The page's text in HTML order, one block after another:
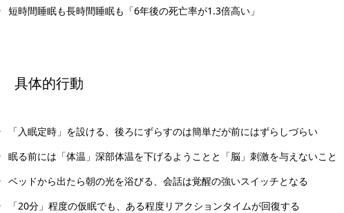
短時間睡眠も長時間睡眠も「6年後の死亡率が1.3倍高い」
具体的行動
「入眠定時」を設ける、後ろにずらすのは簡単だが前にはずらしづらい
眠る前には「体温」深部体温を下げるようことと「脳」刺激を与えないこと
ベッドから出たら朝の光を浴びる、会話は覚醒の強いスイッチとなる
「20分」程度の仮眠でも、ある程度リアクションタイムが回復する